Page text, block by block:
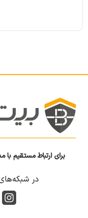
برای ارتباط مستقیم
در